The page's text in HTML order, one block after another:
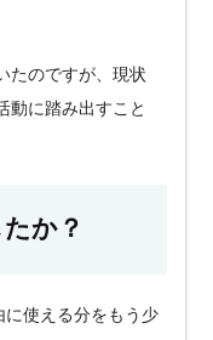
たのですが、現状
動に踏み出すこと
か？
使える分をもう少